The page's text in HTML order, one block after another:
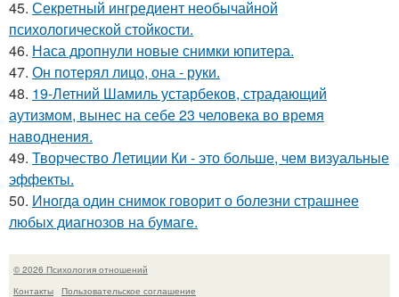
45. Секретный ингредиент необычайной
психологической стойкости.
46. Наса дропнули новые снимки юпитера.
47. Он потерял лицо, она - руки.
48. 19-Летний Шамиль устарбеков, страдающий
аутизмом, вынес на себе 23 человека во время
наводнения.
49. Творчество Летиции Ки - это больше, чем визуальные
эффекты.
50. Иногда один снимок говорит о болезни страшнее
любых диагнозов на бумаге.
© 2026 Психология отношений
Контакты
Пользовательское соглашение